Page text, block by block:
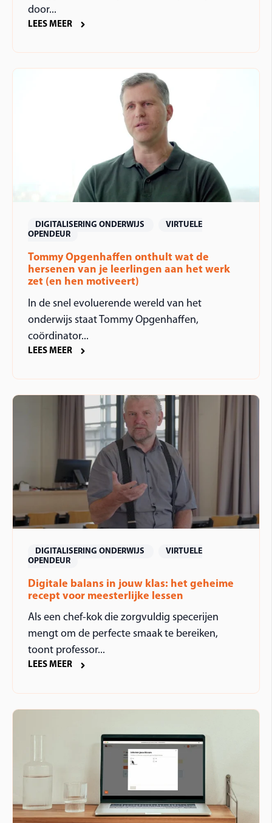
door...
LEES MEER
DIGITALISERING ONDERWIJS
VIRTUELE
OPENDEUR
Tommy Opgenhaffen onthult wat de
hersenen van je leerlingen aan het werk
zet (en hen motiveert)
In de snel evoluerende wereld van het
onderwijs staat Tommy Opgenhaffen,
coördinator...
LEES MEER
DIGITALISERING ONDERWIJS
VIRTUELE
OPENDEUR
Digitale balans in jouw klas: het geheime
recept voor meesterlijke lessen
Als een chef-kok die zorgvuldig specerijen
mengt om de perfecte smaak te bereiken,
toont professor...
LEES MEER